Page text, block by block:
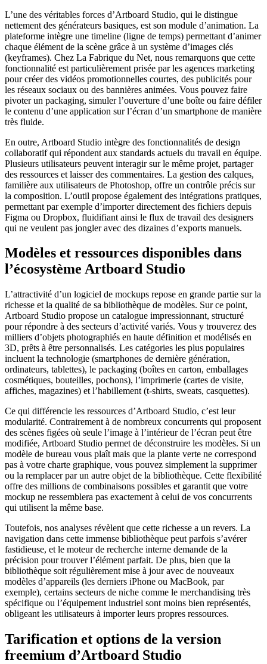
L’une des véritables forces d’Artboard Studio, qui le distingue
nettement des générateurs basiques, est son module d’animation. La
plateforme intègre une timeline (ligne de temps) permettant d’animer
chaque élément de la scène grâce à un système d’images clés
(keyframes). Chez La Fabrique du Net, nous remarquons que cette
fonctionnalité est particulièrement prisée par les agences marketing
pour créer des vidéos promotionnelles courtes, des publicités pour
les réseaux sociaux ou des bannières animées. Vous pouvez faire
pivoter un packaging, simuler l’ouverture d’une boîte ou faire défiler
le contenu d’une application sur l’écran d’un smartphone de manière
très fluide.
En outre, Artboard Studio intègre des fonctionnalités de design
collaboratif qui répondent aux standards actuels du travail en équipe.
Plusieurs utilisateurs peuvent interagir sur le même projet, partager
des ressources et laisser des commentaires. La gestion des calques,
familière aux utilisateurs de Photoshop, offre un contrôle précis sur
la composition. L’outil propose également des intégrations pratiques,
permettant par exemple d’importer directement des fichiers depuis
Figma ou Dropbox, fluidifiant ainsi le flux de travail des designers
qui ne veulent pas jongler avec des dizaines d’exports manuels.
Modèles et ressources disponibles dans
l’écosystème Artboard Studio
L’attractivité d’un logiciel de mockups repose en grande partie sur la
richesse et la qualité de sa bibliothèque de modèles. Sur ce point,
Artboard Studio propose un catalogue impressionnant, structuré
pour répondre à des secteurs d’activité variés. Vous y trouverez des
milliers d’objets photographiés en haute définition et modélisés en
3D, prêts à être personnalisés. Les catégories les plus populaires
incluent la technologie (smartphones de dernière génération,
ordinateurs, tablettes), le packaging (boîtes en carton, emballages
cosmétiques, bouteilles, pochons), l’imprimerie (cartes de visite,
affiches, magazines) et l’habillement (t-shirts, sweats, casquettes).
Ce qui différencie les ressources d’Artboard Studio, c’est leur
modularité. Contrairement à de nombreux concurrents qui proposent
des scènes figées où seule l’image à l’intérieur de l’écran peut être
modifiée, Artboard Studio permet de déconstruire les modèles. Si un
modèle de bureau vous plaît mais que la plante verte ne correspond
pas à votre charte graphique, vous pouvez simplement la supprimer
ou la remplacer par un autre objet de la bibliothèque. Cette flexibilité
offre des millions de combinaisons possibles et garantit que votre
mockup ne ressemblera pas exactement à celui de vos concurrents
qui utilisent la même base.
Toutefois, nos analyses révèlent que cette richesse a un revers. La
navigation dans cette immense bibliothèque peut parfois s’avérer
fastidieuse, et le moteur de recherche interne demande de la
précision pour trouver l’élément parfait. De plus, bien que la
bibliothèque soit régulièrement mise à jour avec de nouveaux
modèles d’appareils (les derniers iPhone ou MacBook, par
exemple), certains secteurs de niche comme le merchandising très
spécifique ou l’équipement industriel sont moins bien représentés,
obligeant les utilisateurs à importer leurs propres ressources.
Tarification et options de la version
freemium d’Artboard Studio